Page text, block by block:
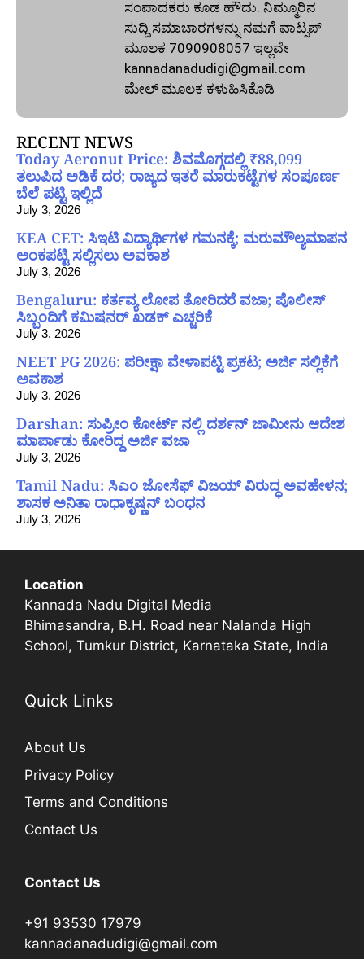
ಸಂಪಾದಕರು ಕೂಡ ಹೌದು. ನಿಮ್ಮೂರಿನ
ಸುದ್ದಿ ಸಮಾಚಾರಗಳನ್ನು ನಮಗೆ ವಾಟ್ಸಪ್‌
ಮೂಲಕ 7090908057 ಇಲ್ಲವೇ
kannadanadudigi@gmail.com
ಮೇಲ್‌ ಮೂಲಕ ಕಳುಹಿಸಿಕೊಡಿ
RECENT NEWS
Today Aeronut Price: ಶಿವಮೊಗ್ಗದಲ್ಲಿ ₹88,099
ತಲುಪಿದ ಅಡಿಕೆ ದರ; ರಾಜ್ಯದ ಇತರೆ ಮಾರುಕಟ್ಟೆಗಳ ಸಂಪೂರ್ಣ
ಬೆಲೆ ಪಟ್ಟಿ ಇಲ್ಲಿದೆ
July 3, 2026
KEA CET: ಸಿಇಟಿ ವಿದ್ಯಾರ್ಥಿಗಳ ಗಮನಕ್ಕೆ; ಮರುಮೌಲ್ಯಮಾಪನ
ಅಂಕಪಟ್ಟಿ ಸಲ್ಲಿಸಲು ಅವಕಾಶ
July 3, 2026
Bengaluru: ಕರ್ತವ್ಯ ಲೋಪ ತೋರಿದರೆ ವಜಾ; ಪೊಲೀಸ್
ಸಿಬ್ಬಂದಿಗೆ ಕಮಿಷನರ್ ಖಡಕ್ ಎಚ್ಚರಿಕೆ
July 3, 2026
NEET PG 2026: ಪರೀಕ್ಷಾ ವೇಳಾಪಟ್ಟಿ ಪ್ರಕಟ; ಅರ್ಜಿ ಸಲ್ಲಿಕೆಗೆ
ಅವಕಾಶ
July 3, 2026
Darshan: ಸುಪ್ರೀಂ ಕೋರ್ಟ್ ನಲ್ಲಿ ದರ್ಶನ್ ಜಾಮೀನು ಆದೇಶ
ಮಾರ್ಪಾಡು ಕೋರಿದ್ದ ಅರ್ಜಿ ವಜಾ
July 3, 2026
Tamil Nadu: ಸಿಎಂ ಜೋಸೆಫ್ ವಿಜಯ್ ವಿರುದ್ಧ ಅವಹೇಳನ;
ಶಾಸಕ ಅನಿತಾ ರಾಧಾಕೃಷ್ಣನ್ ಬಂಧನ
July 3, 2026
Location
Kannada Nadu Digital Media
Bhimasandra, B.H. Road near Nalanda High
School, Tumkur District, Karnataka State, India
Quick Links
About Us
Privacy Policy
Terms and Conditions
Contact Us
Contact Us
+91 93530 17979
kannadanadudigi@gmail.com